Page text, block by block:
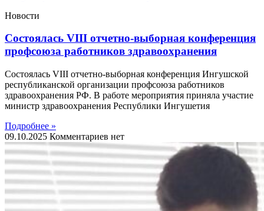
Новости
Состоялась VIII отчетно-выборная конференция
профсоюза работников здравоохранения
Состоялась VIII отчетно-выборная конференция Ингушской
республиканской организации профсоюза работников
здравоохранения РФ. В работе мероприятия приняла участие
министр здравоохранения Республики Ингушетия
Подробнее »
09.10.2025 Комментариев нет